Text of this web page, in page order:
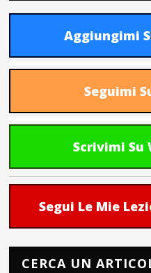
Aggiungimi
Seguimi
Scrivimi Su
Segui Le Mie
CERCA UN